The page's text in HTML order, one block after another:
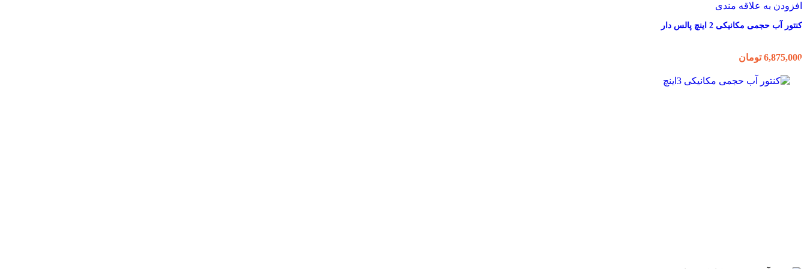
افزودن به علاقه مندی
کنتور آب حجمی مکانیکی 2 اینچ پالس دار
6,875,000 تومان